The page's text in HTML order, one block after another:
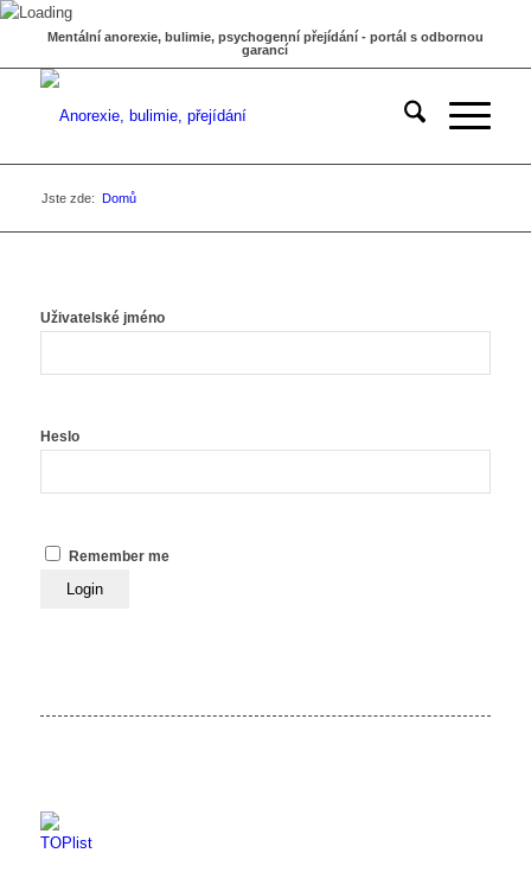
Mentální anorexie, bulimie, psychogenní přejídání - portál s odbornou
garancí
Jste zde: Domů
Uživatelské jméno
Heslo
Remember me